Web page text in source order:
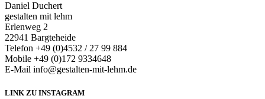
Daniel Duchert
gestalten mit lehm
Erlenweg 2
22941 Bargteheide
Telefon +49 (0)4532 / 27 99 884
Mobile +49 (0)172 9334648
E-Mail info@gestalten-mit-lehm.de
LINK ZU INSTAGRAM